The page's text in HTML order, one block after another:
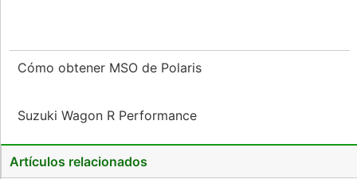
Cómo obtener MSO de Polaris
Suzuki Wagon R Performance
Artículos relacionados